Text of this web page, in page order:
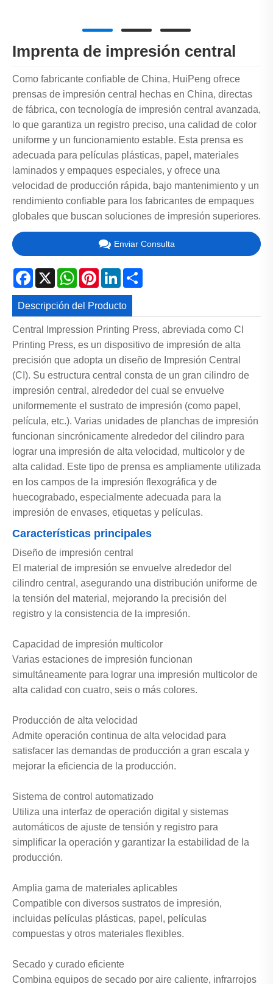
Imprenta de impresión central
Como fabricante confiable de China, HuiPeng ofrece
prensas de impresión central hechas en China, directas
de fábrica, con tecnología de impresión central avanzada,
lo que garantiza un registro preciso, una calidad de color
uniforme y un funcionamiento estable. Esta prensa es
adecuada para películas plásticas, papel, materiales
laminados y empaques especiales, y ofrece una
velocidad de producción rápida, bajo mantenimiento y un
rendimiento confiable para los fabricantes de empaques
globales que buscan soluciones de impresión superiores.
Enviar Consulta
Facebook
X WhatsApp
PinterestLinkedIn
Descripción del Producto
Central Impression Printing Press, abreviada como CI
Printing Press, es un dispositivo de impresión de alta
precisión que adopta un diseño de Impresión Central
(CI). Su estructura central consta de un gran cilindro de
impresión central, alrededor del cual se envuelve
uniformemente el sustrato de impresión (como papel,
película, etc.). Varias unidades de planchas de impresión
funcionan sincrónicamente alrededor del cilindro para
lograr una impresión de alta velocidad, multicolor y de
alta calidad. Este tipo de prensa es ampliamente utilizada
en los campos de la impresión flexográfica y de
huecograbado, especialmente adecuada para la
impresión de envases, etiquetas y películas.
Características principales
Diseño de impresión central
El material de impresión se envuelve alrededor del
cilindro central, asegurando una distribución uniforme de
la tensión del material, mejorando la precisión del
registro y la consistencia de la impresión.
Capacidad de impresión multicolor
Varias estaciones de impresión funcionan
simultáneamente para lograr una impresión multicolor de
alta calidad con cuatro, seis o más colores.
Producción de alta velocidad
Admite operación continua de alta velocidad para
satisfacer las demandas de producción a gran escala y
mejorar la eficiencia de la producción.
Sistema de control automatizado
Utiliza una interfaz de operación digital y sistemas
automáticos de ajuste de tensión y registro para
simplificar la operación y garantizar la estabilidad de la
producción.
Amplia gama de materiales aplicables
Compatible con diversos sustratos de impresión,
incluidas películas plásticas, papel, películas
compuestas y otros materiales flexibles.
Secado y curado eficiente
Combina equipos de secado por aire caliente, infrarrojos